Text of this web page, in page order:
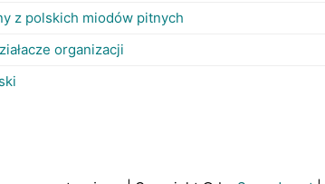
z polskich miodów pitnych
organizacji